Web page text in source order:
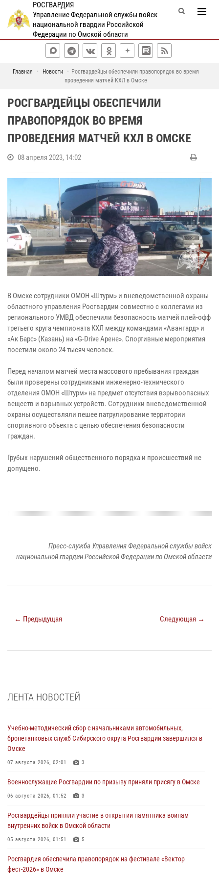
РОСГВАРДИЯ
Управление Федеральной службы войск
национальной гвардии Российской
Федерации по Омской области
Главная Новости
Росгвардейцы обеспечили правопорядок во время
проведения матчей КХЛ в Омске
РОСГВАРДЕЙЦЫ ОБЕСПЕЧИЛИ
ПРАВОПОРЯДОК ВО ВРЕМЯ
ПРОВЕДЕНИЯ МАТЧЕЙ КХЛ В ОМСКЕ
08 апреля 2023, 14:02
В Омске сотрудники ОМОН «Штурм» и вневедомственной охраны
областного управления Росгвардии совместно с коллегами из
регионального УМВД обеспечили безопасность матчей плей-офф
третьего круга чемпионата КХЛ между командами «Авангард» и
«Ак Барс» (Казань) на «G-Drive Арене». Спортивные мероприятия
посетили около 24 тысяч человек.
Перед началом матчей места массового пребывания граждан
были проверены сотрудниками инженерно-технического
отделения ОМОН «Штурм» на предмет отсутствия взрывоопасных
веществ и взрывных устройств. Сотрудники вневедомственной
охраны осуществляли пешее патрулирование территории
спортивного объекта с целью обеспечения безопасности
граждан.
Грубых нарушений общественного порядка и происшествий не
допущено.
Пресс-служба Управления Федеральной службы войск
национальной гвардии Российской Федерации по Омской области
← Предыдущая Следующая →
ЛЕНТА НОВОСТЕЙ
Учебно-методический сбор с начальниками автомобильных,
бронетанковых служб Сибирского округа Росгвардии завершился в
Омске
07 августа 2026, 02:01 3
Военнослужащие Росгвардии по призыву приняли присягу в Омске
06 августа 2026, 01:52 3
Росгвардейцы приняли участие в открытии памятника воинам
внутренних войск в Омской области
05 августа 2026, 01:51 5
Росгвардия обеспечила правопорядок на фестивале «Вектор
фест-2026» в Омске